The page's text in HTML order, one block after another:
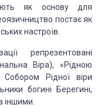
як основу для
постає як
настроїв.
репрезентовані
Віра), «Рідною
Собором Рідної віри
богині Берегині,
іншими.